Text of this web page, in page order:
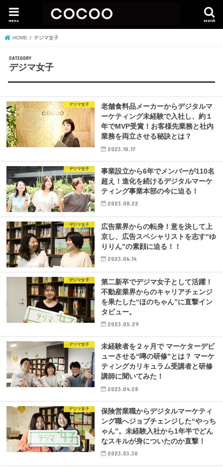
search
menu
HOME デジマ女子
デジマ女子
デジマ女子
老舗食料品メーカーからデジタルマ
ーケティング未経験で入社し、約１
年でMVP受賞！お客様先業務と社内
業務を両立させる秘訣とは？
2023.10.17
デジマ女子
事業設立から6年でメンバーが110名
超え！進化を続けるデジタルマーケ
ティング事業本部の今に迫る！
2023.08.22
デジマ女子
広告業界からの転身！意を決して上
京し、広告スペシャリストを志す“ゆ
りりん”の素顔に迫る！！
2023.06.14
デジマ女子
第二新卒でデジマ女子として活躍！
不動産業界からのキャリアチェンジ
を果たした“ほのちゃん”に直撃イン
タビュー。
2023.05.29
デジマ女子
未経験者を２ヶ月で マーケターデビ
ューさせる“噂の研修”とは？ マーケ
ティングカリキュラム受講者と研修
講師に聞いてみた！
2023.04.28
デジマ女子
保険営業職からデジタルマーケティ
ング職へジョブチェンジした“やっち
ゃん”。未経験入社から1年半でどん
なスキルが身についたのか直撃！
2023.03.30